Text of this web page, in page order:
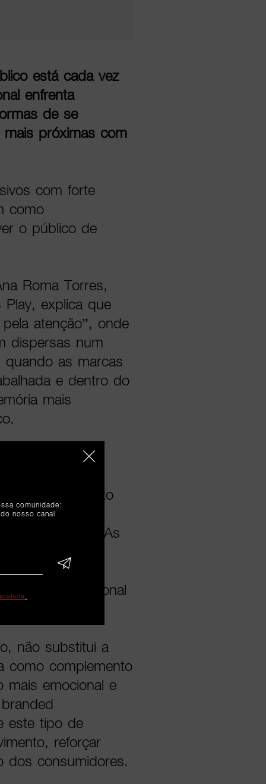
está cada vez
enfrenta
de se
mais próximas com
com forte
como
o público de
Roma Torres,
Play, explica que
atenção”, onde
dispersas num
quando as marcas
e dentro do
mais
entretenimento
se
já aprecia. “As
que esta
tradicional
não substitui a
como complemento
mais emocional e
este tipo de
reforçar
dos consumidores.
comunidade:
nosso canal
.